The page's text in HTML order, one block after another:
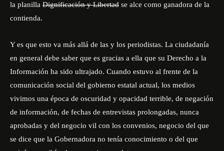
la planilla Dignificación y Libertad se alce como ganadora de la
contienda.
Y es que esto va más allá de las y los periodistas. La ciudadanía
en general debe saber que es gracias a ella que su Derecho a la
Información ha sido ultrajado. Cuando estuvo al frente de la
comunicación social del gobierno estatal actual, los medios
vivimos una época de oscuridad y opacidad terrible, de negación
de información, de fechas de entrevistas prolongadas, nunca
aprobadas y del negocio vil con los convenios, negocio del que
se dice que la Gobernadora no tenía conocimiento o del que